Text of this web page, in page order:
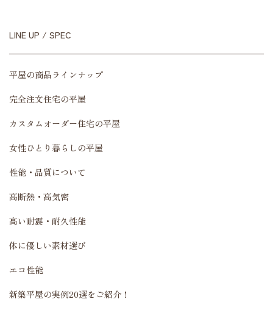
LINE UP / SPEC
平屋の商品ラインナップ
完全注文住宅の平屋
カスタムオーダー住宅の平屋
女性ひとり暮らしの平屋
性能・品質について
高断熱・高気密
高い耐震・耐久性能
体に優しい素材選び
エコ性能
新築平屋の実例20選をご紹介！